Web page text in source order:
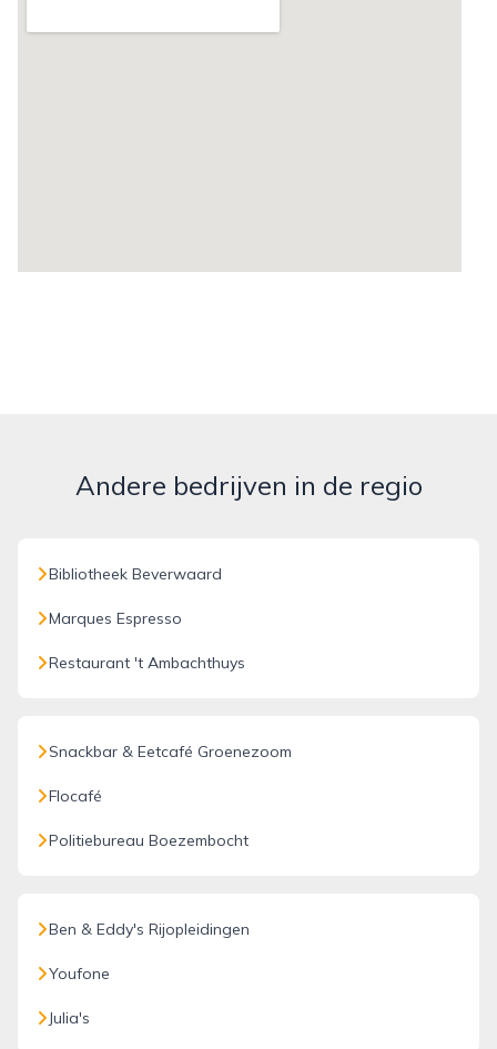
Andere bedrijven in de regio
Bibliotheek Beverwaard
Marques Espresso
Restaurant 't Ambachthuys
Snackbar & Eetcafé Groenezoom
Flocafé
Politiebureau Boezembocht
Ben & Eddy's Rijopleidingen
Youfone
Julia's